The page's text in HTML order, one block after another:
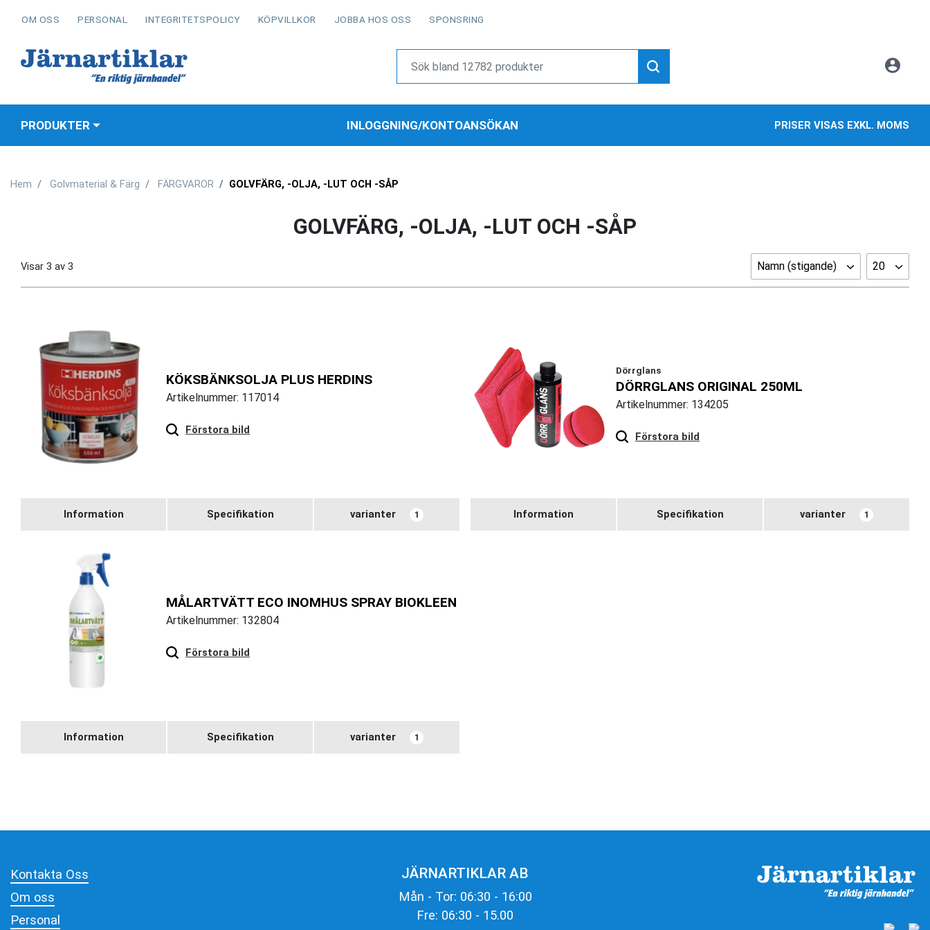
OM OSS PERSONAL INTEGRITETSPOLICY KÖPVILLKOR JOBBA HOS OSS SPONSRING
PRODUKTER INLOGGNING/KONTOANSÖKAN PRISER VISAS EXKL. MOMS
Hem Golvmaterial & Färg FÄRGVAROR GOLVFÄRG, -OLJA, -LUT OCH -SÅP
GOLVFÄRG, -OLJA, -LUT OCH -SÅP
Visar 3 av 3 Namn (stigande) 20
KÖKSBÄNKSOLJA PLUS HERDINS
Artikelnummer: 117014
Förstora bild
Information Specifikation varianter 1
Dörrglans
DÖRRGLANS ORIGINAL 250ML
Artikelnummer: 134205
Förstora bild
Information Specifikation varianter 1
MÅLARTVÄTT ECO INOMHUS SPRAY BIOKLEEN
Artikelnummer: 132804
Förstora bild
Information Specifikation varianter 1
Kontakta Oss
Om oss
Personal
JÄRNARTIKLAR AB
Mån - Tor: 06:30 - 16:00
Fre: 06:30 - 15.00